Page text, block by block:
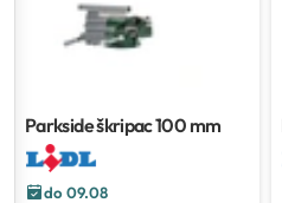
Parkside škripac100 mm
do 09.08